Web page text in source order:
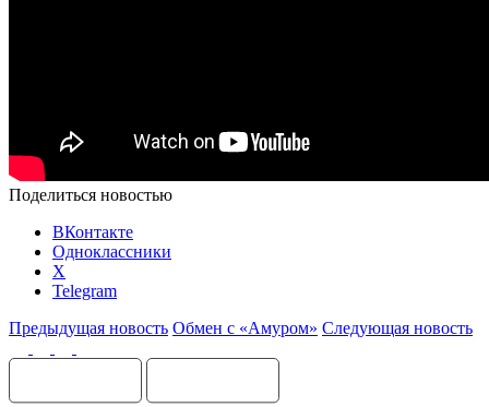
Поделиться новостью
ВКонтакте
Одноклассники
X
Telegram
Предыдущая новость Обмен с «Амуром» Следующая новость